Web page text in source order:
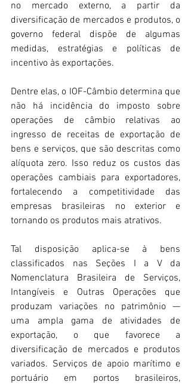
no mercado externo, a partir da
diversificação de mercados e produtos, o
governo federal dispõe de algumas
medidas, estratégias e políticas de
incentivo às exportações.
Dentre elas, o IOF-Câmbio determina que
não há incidência do imposto sobre
operações de câmbio relativas ao
ingresso de receitas de exportação de
bens e serviços, que são descritas como
alíquota zero. Isso reduz os custos das
operações cambiais para exportadores,
fortalecendo a competitividade das
empresas brasileiras no exterior e
tornando os produtos mais atrativos.
Tal disposição aplica-se à bens
classificados nas Seções I a V da
Nomenclatura Brasileira de Serviços,
Intangíveis e Outras Operações que
produzam variações no patrimônio —
uma ampla gama de atividades de
exportação, o que favorece a
diversificação de mercados e produtos
variados. Serviços de apoio marítimo e
portuário em portos brasileiros,